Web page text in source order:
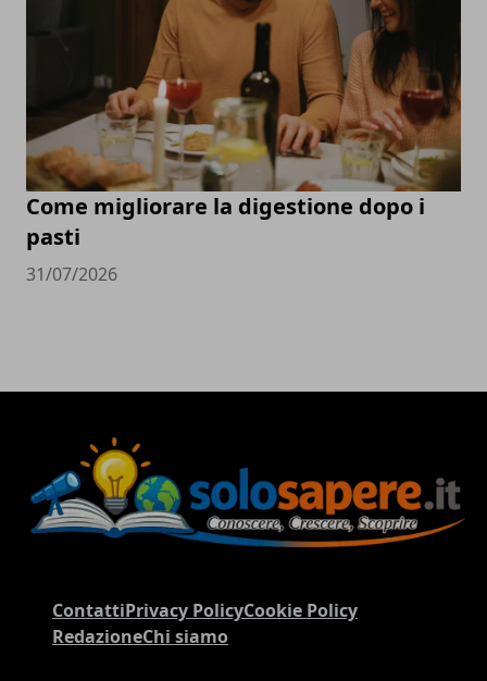
Come migliorare la digestione dopo i
pasti
31/07/2026
ContattiPrivacy PolicyCookie Policy
RedazioneChi siamo